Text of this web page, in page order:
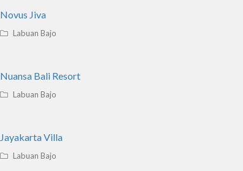
Novus Jiva
Labuan Bajo
Nuansa Bali Resort
Labuan Bajo
Jayakarta Villa
Labuan Bajo